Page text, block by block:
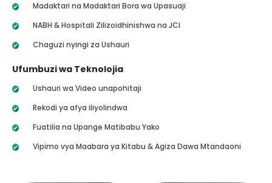
Madaktari na Madaktari Bora wa Upasuaji
NABH & Hospitali Zilizoidhinishwa na JCI
Chaguzi nyingi za Ushauri
Ufumbuzi wa Teknolojia
Ushauri wa Video unapohitaji
Rekodi ya afya iliyolindwa
Fuatilia na Upange Matibabu Yako
Vipimo vya Maabara ya Kitabu & Agiza Dawa Mtandaoni